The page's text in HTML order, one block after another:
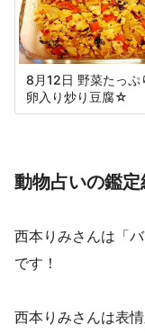
8月12日 野菜たっぷ
卵入り炒り豆腐☆
動物占いの鑑定
西本りみさんは「
です！
西本りみさんは表